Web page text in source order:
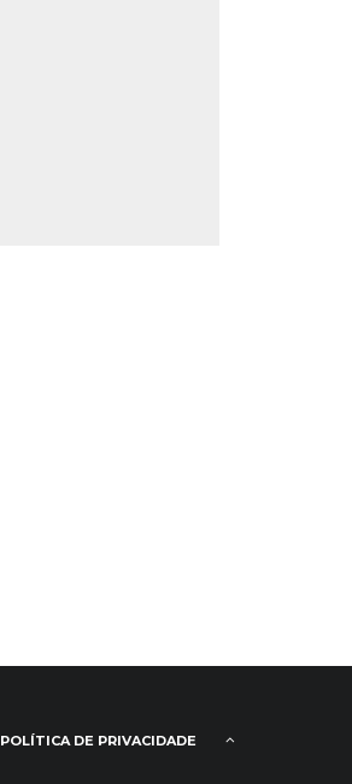
POLÍTICA DE PRIVACIDADE